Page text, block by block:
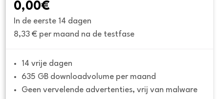
0,00€
In de eerste 14 dagen
8,33 € per maand na de testfase
14 vrije dagen
635 GB downloadvolume per maand
Geen vervelende advertenties, vrij van malware